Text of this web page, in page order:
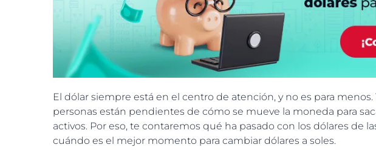
El dólar siempre está en el centro de atención, y no es para
personas están pendientes de cómo se mueve la moneda para
activos. Por eso, te contaremos qué ha pasado con los dólares de
cuándo es el mejor momento para cambiar dólares a soles.